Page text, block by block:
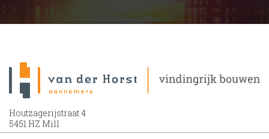
Houtzagerijstraat 4
5451 HZ Mill